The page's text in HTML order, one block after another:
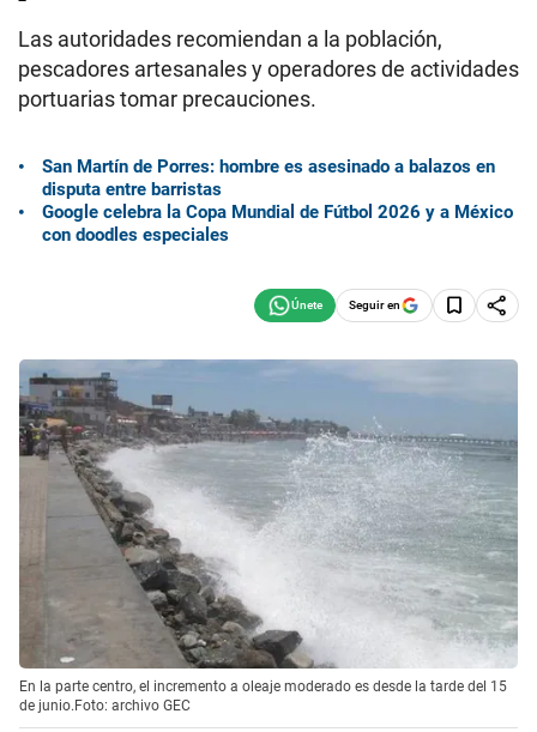
Las autoridades recomiendan a la población,
pescadores artesanales y operadores de actividades
portuarias tomar precauciones.
San Martín de Porres: hombre es asesinado a balazos en
disputa entre barristas
Google celebra la Copa Mundial de Fútbol 2026 y a México
con doodles especiales
Seguir en
En la parte centro, el incremento a oleaje moderado es desde la tarde del 15
de junio.Foto: archivo GEC